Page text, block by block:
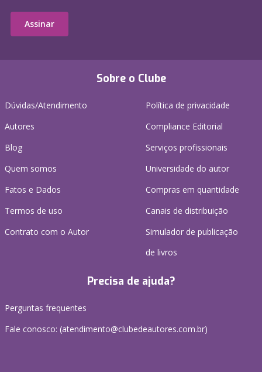
Sobre o Clube
Dúvidas/Atendimento
Autores
Blog
Quem somos
Fatos e Dados
Termos de uso
Contrato com o Autor
Política de privacidade
Compliance Editorial
Serviços profissionais
Universidade do autor
Compras em quantidade
Canais de distribuição
Simulador de publicação
de livros
Precisa de ajuda?
Perguntas frequentes
Fale conosco: (atendimento@clubedeautores.com.br)
Assinar